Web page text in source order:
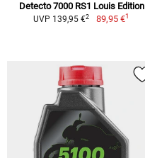
Detecto 7000 RS1 Louis Edition
UVP 139,95 €2 89,95 €1